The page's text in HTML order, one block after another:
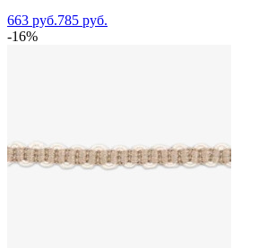
663 руб.785 руб.
-16%